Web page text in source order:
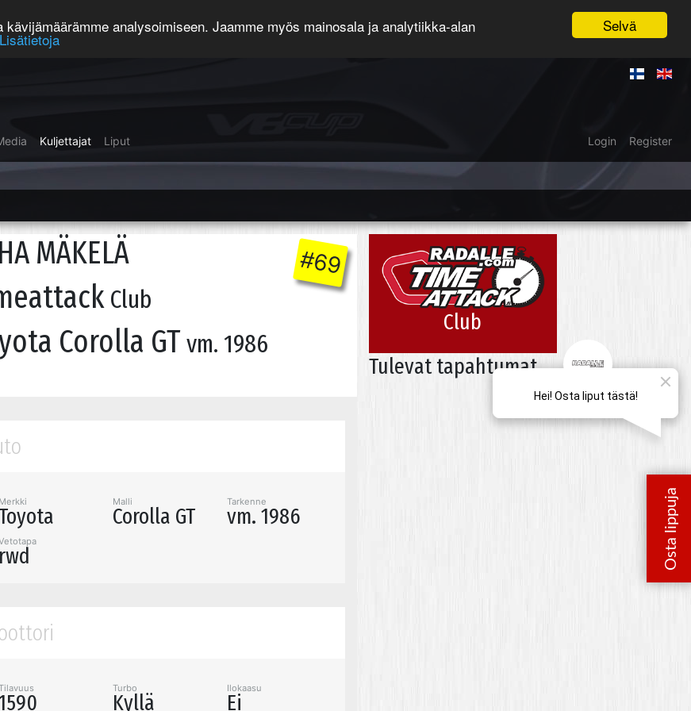
Selvä
analysoimiseen. Jaamme myös mainosala ja analytiikka-alan
Lisätietoja
Kuljettajat Liput Login Register
#69
MÄKELÄ
Club
Corolla GTvm. 1986
Merkki Malli
Corolla GT
Tarkenne
vm. 1986
rwd
Turbo
Kyllä
Ilokaasu
Ei
Club
Tulevat tapahtumat